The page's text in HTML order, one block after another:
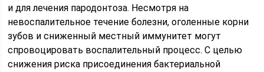
и для лечения пародонтоза. Несмотря на
невоспалительное течение болезни, оголенные корни
зубов и сниженный местный иммунитет могут
спровоцировать воспалительный процесс. С целью
снижения риска присоединения бактериальной